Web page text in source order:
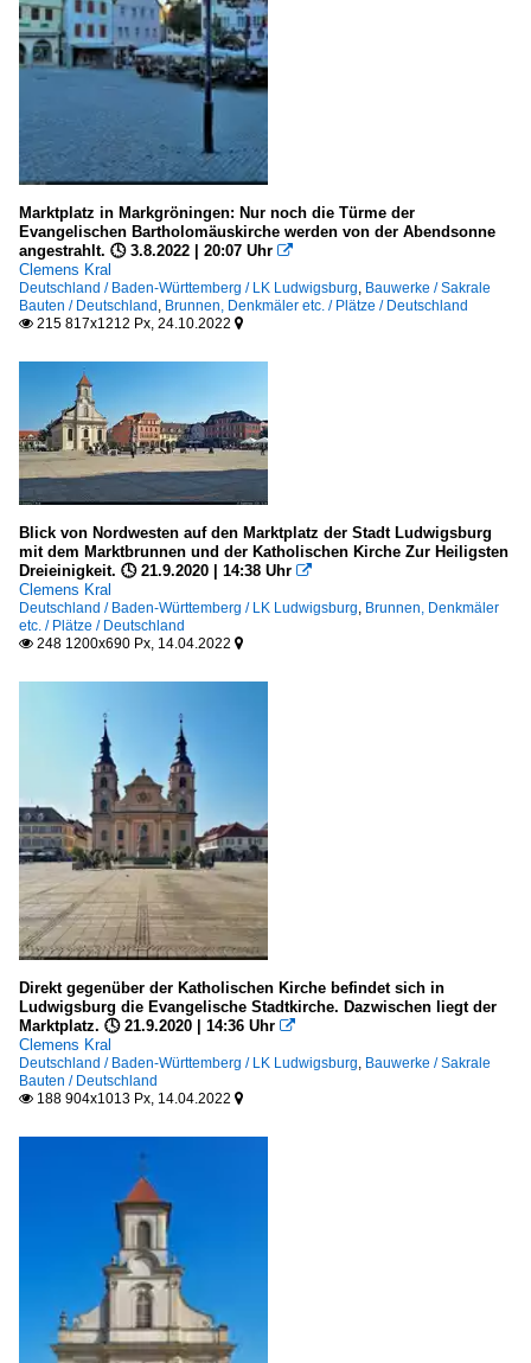
Deutschland
Bauten zur Energiegewinnung
Wasserkraftanlagen
Burgen und Schlösser
Deutschland
Büro- und Verwaltungsgebäude (ohne Hochhäuser)
Deutschland
Fachwerkbauten
Hochhäuser
Deutschland
Kulturbauten
Deutschland
Museen
Deutschland
Rathäuser, Parlaments- und Regierungsgebäude
Deutschland
Sakrale Bauten
Deutschland
Schöne Villen
Deutschland
Torbauten
Deutschland
Türme
Wohnbauten
Deutschland
Brunnen, Denkmäler etc.
Brunnen
2010
2011
2013
2018
2019
2020
2020
2021
Marktplatz in Markgröningen: Nur noch die Türme der
Evangelischen Bartholomäuskirche werden von der Abendsonne
angestrahlt. 🕓 3.8.2022 | 20:07 Uhr 
Clemens Kral
Deutschland / Baden-Württemberg / LK Ludwigsburg Bauwerke / Sakrale
Bauten / Deutschland Brunnen, Denkmäler etc. / Plätze / Deutschland
 215 817x1212 Px, 24.10.2022 
Blick von Nordwesten auf den Marktplatz der Stadt Ludwigsburg
mit dem Marktbrunnen und der Katholischen Kirche Zur Heiligsten
Dreieinigkeit. 🕓 21.9.2020 | 14:38 Uhr 
Clemens Kral
Deutschland / Baden-Württemberg / LK Ludwigsburg Brunnen, Denkmäler
etc. / Plätze / Deutschland
 248 1200x690 Px, 14.04.2022 
Direkt gegenüber der Katholischen Kirche befindet sich in
Ludwigsburg die Evangelische Stadtkirche. Dazwischen liegt der
Marktplatz. 🕓 21.9.2020 | 14:36 Uhr 
Clemens Kral
Deutschland / Baden-Württemberg / LK Ludwigsburg, Bauwerke / Sakrale
Bauten / Deutschland
 188 904x1013 Px, 14.04.2022 